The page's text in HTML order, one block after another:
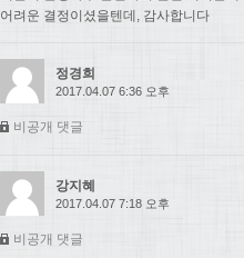
어려운 결정이셨을텐데, 감사합니다
정경희
2017.04.07 6:36 오후
비공개 댓글
강지혜
2017.04.07 7:18 오후
비공개 댓글